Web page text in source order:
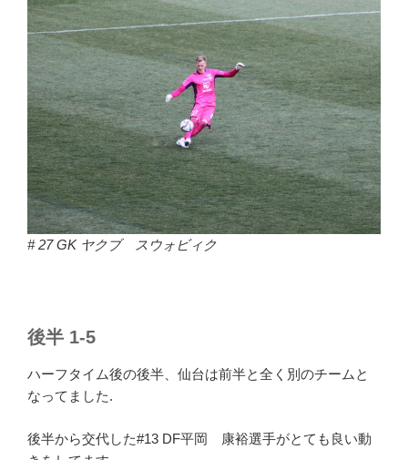
# 27 GK ヤクブ スウォビィク
後半 1-5
ハーフタイム後の後半、仙台は前半と全く別のチームと
なってました.
後半から交代した#13 DF平岡 康裕選手がとても良い動